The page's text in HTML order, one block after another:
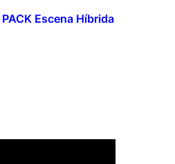
PACK Escena Híbrida